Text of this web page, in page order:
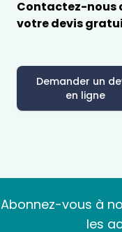
Contactez-nous
votre devis
Demander un
en ligne
Abonnez-vous à
les